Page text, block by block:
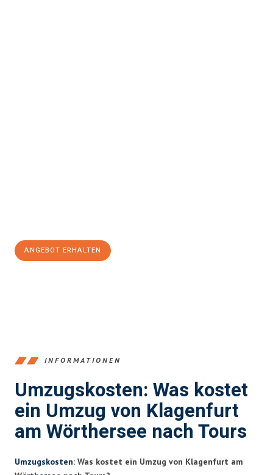
ANGEBOT ERHALTEN
INFORMATIONEN
Umzugskosten: Was kostet
ein Umzug von Klagenfurt
am Wörthersee nach Tours
Umzugskosten: Was kostet ein Umzug von Klagenfurt am